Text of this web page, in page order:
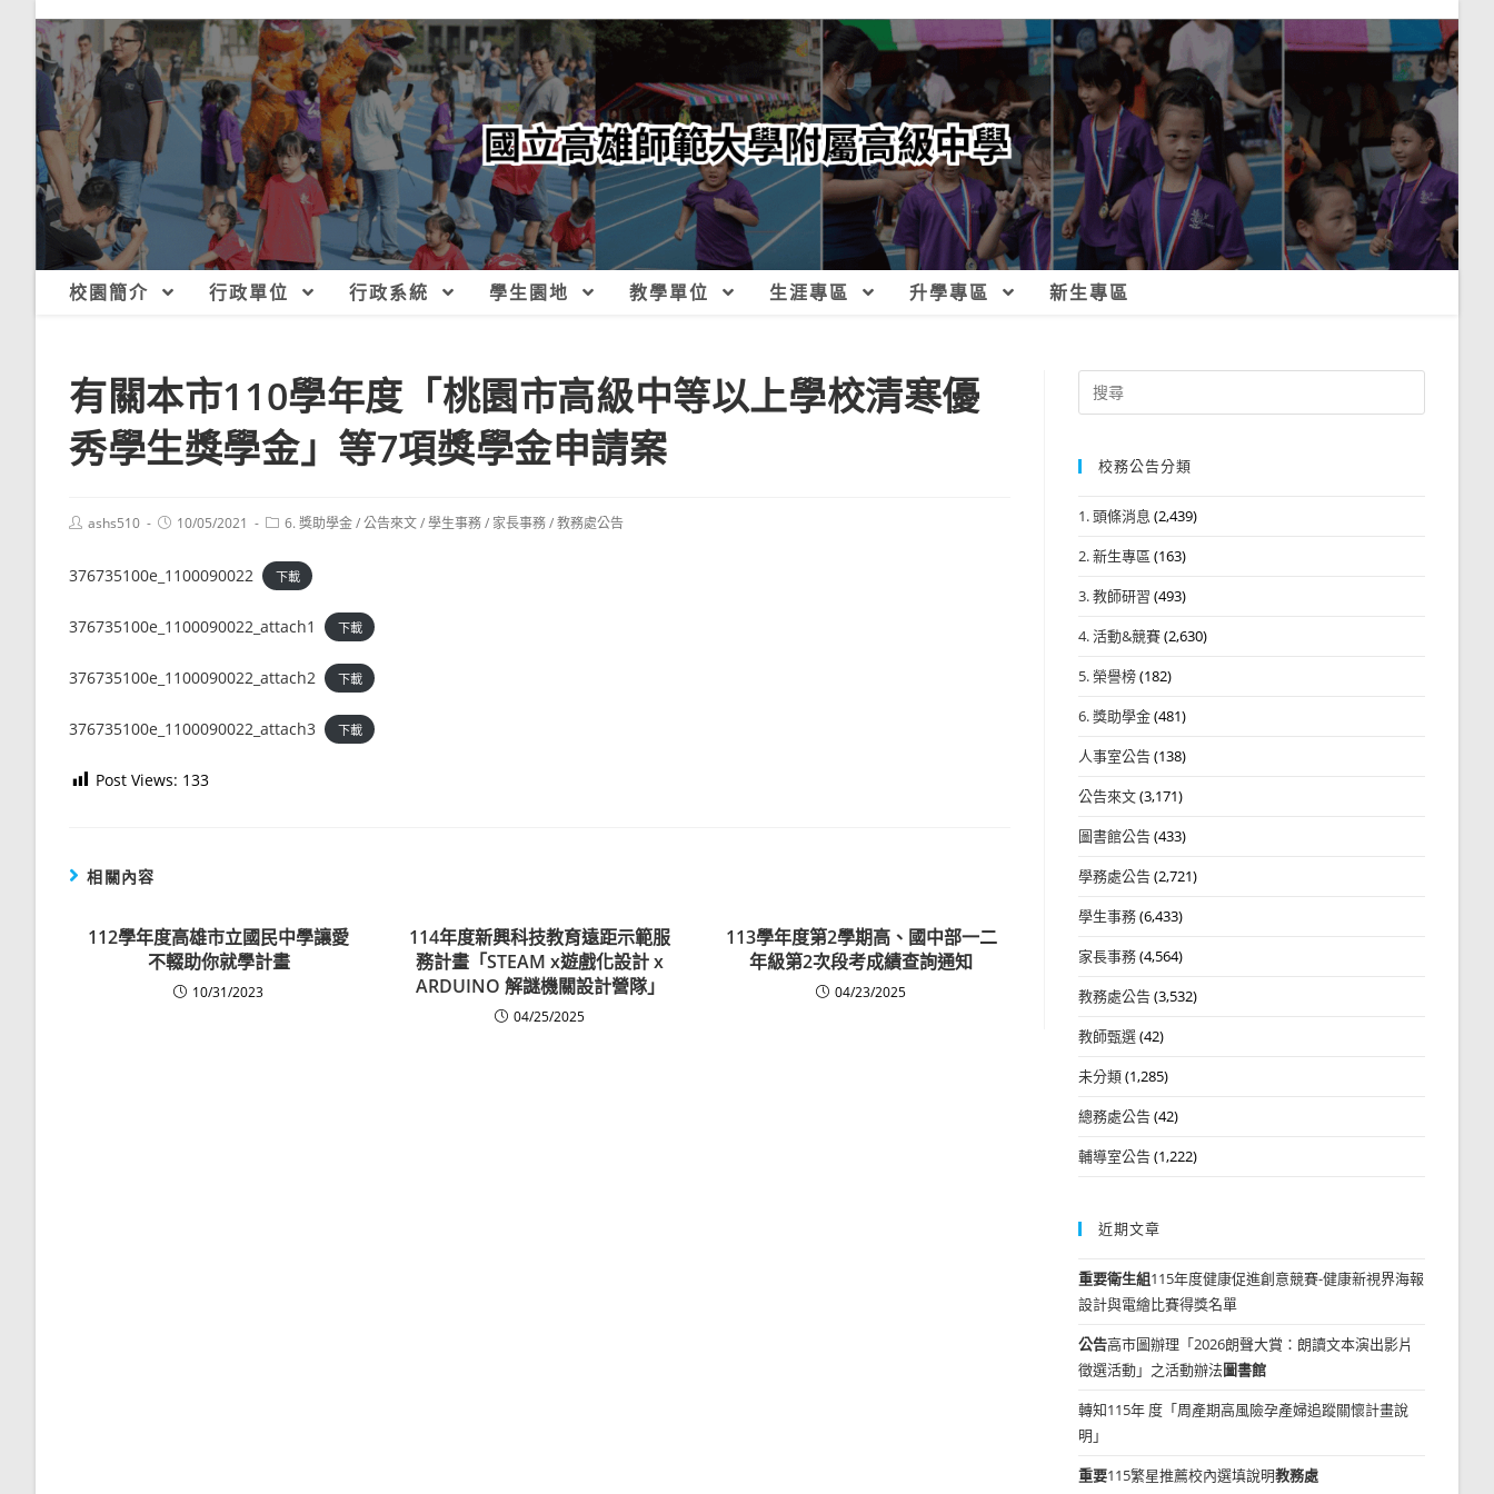
校園簡介 行政單位 行政系統 學生園地 教學單位 生涯專區 升學專區 新生專區
有關本市110學年度「桃園市高級中等以上學校清寒優
秀學生獎學金」等7項獎學金申請案
Postashs510
Post10/05/2021
Post6. 獎助學金/公告來文/學生事務/ 家長事務/教務處公告
376735100e_1100090022 下載
376735100e_1100090022_attach1 下載
376735100e_1100090022_attach2 下載
376735100e_1100090022_attach3 下載
Post Views: 133
相關內容
112學年度高雄市立國民中學讓愛
不輟助你就學計畫
10/31/2023
114年度新興科技教育遠距示範服
務計畫「STEAM x遊戲化設計 x
ARDUINO 解謎機關設計營隊」
04/25/2025
113學年度第2學期高、國中部一二
年級第2次段考成績查詢通知
04/23/2025
Search
for:
校務公告分類
1. 頭條消息 (2,439)
2. 新生專區 (163)
3. 教師研習 (493)
4. 活動&競賽(2,630)
5. 榮譽榜(182)
6. 獎助學金(481)
人事室公告(138)
公告來文(3,171)
圖書館公告(433)
學務處公告(2,721)
學生事務(6,433)
家長事務(4,564)
教務處公告(3,532)
教師甄選(42)
未分類(1,285)
總務處公告(42)
輔導室公告(1,222)
近期文章
重要衛生組115年度健康促進創意競賽-健康新視界海報
設計與電繪比賽得獎名單
公告高市圖辦理「2026朗聲大賞：朗讀文本演出影片
徵選活動」之活動辦法圖書館
轉知115年 度「周產期高風險孕產婦追蹤關懷計畫說
明」
重要115繁星推薦校內選填說明教務處